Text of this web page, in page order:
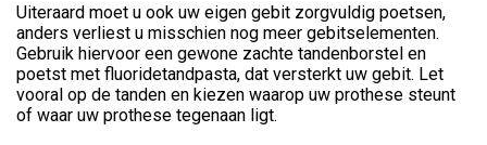
Uiteraard moet u ook uw eigen gebit zorgvuldig poetsen,
anders verliest u misschien nog meer gebitselementen.
Gebruik hiervoor een gewone zachte tandenborstel en
poetst met fluoridetandpasta, dat versterkt uw gebit. Let
vooral op de tanden en kiezen waarop uw prothese steunt
of waar uw prothese tegenaan ligt.